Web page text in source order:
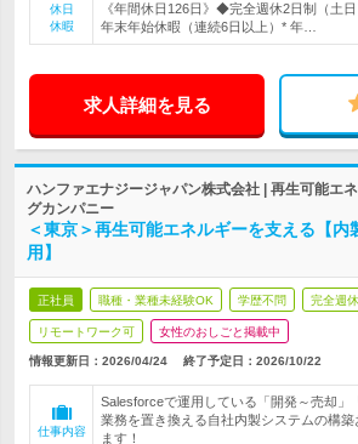
休日
休暇
《年間休日126日》◆完全週休2日制（土
年末年始休暇（連続6日以上）* 年…
求人詳細を見る
ハンファエナジージャパン株式会社 | 再生可能エ
グカンパニー
＜東京＞再生可能エネルギーを支える【内
用】
正社員 職種・業種未経験OK 学歴不問 完全週
リモートワーク可 女性のおしごと掲載中
情報更新日：2026/04/24 終了予定日： 2026/10/22
仕事内容
Salesforceで運用している「開発～売却」
業務を置き換える自社内製システムの構築
ます！